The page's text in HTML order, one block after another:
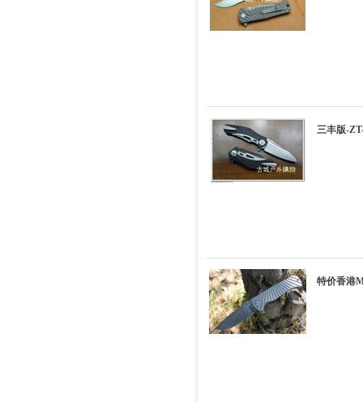
三丰版-
特价香港